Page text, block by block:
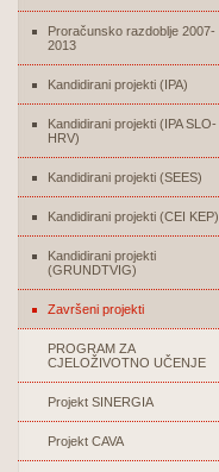
Proračunsko razdoblje 2007-
2013
Kandidirani projekti (IPA)
Kandidirani projekti (IPA SLO-
HRV)
Kandidirani projekti (SEES)
Kandidirani projekti (CEI KEP)
Kandidirani projekti
(GRUNDTVIG)
Završeni projekti
PROGRAM ZA
CJELOŽIVOTNO UČENJE
Projekt SINERGIA
Projekt CAVA